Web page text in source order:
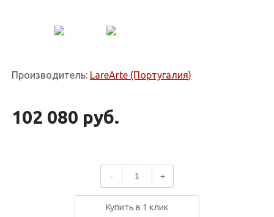
Производитель: LareArte (Португалия)
102 080 руб.
- +
Купить в 1 клик